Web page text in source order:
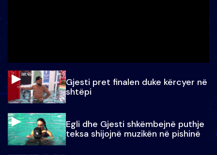
Gjesti pret finalen duke kërcyer në
shtëpi
Egli dhe Gjesti shkëmbejnë puthje
teksa shijojnë muzikën në pishinë